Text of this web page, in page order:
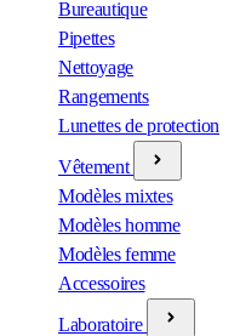
Bureautique
Pipettes
Nettoyage
Rangements
Lunettes de protection
Vêtement
Modèles mixtes
Modèles homme
Modèles femme
Accessoires
Laboratoire